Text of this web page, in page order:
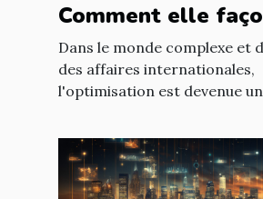
Comment elle
paysage
international
Dans le monde complexe et
des affaires internationales,
l'optimisation est devenue